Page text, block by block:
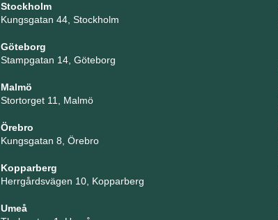
Stockholm
Kungsgatan 44, Stockholm
Göteborg
Stampgatan 14, Göteborg
Malmö
Stortorget 11, Malmö
Örebro
Kungsgatan 8, Örebro
Kopparberg
Herrgårdsvägen 10, Kopparberg
Umeå